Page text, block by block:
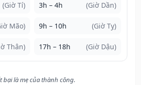
(Giờ Tí) 3h – 4h (Giờ Dần)
Mão) 9h – 10h (Giờ Tỵ)
Thân) 17h – 18h (Giờ Dậu)
bại là mẹ của thành công.